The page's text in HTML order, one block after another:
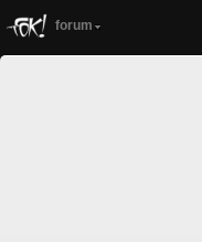
forum